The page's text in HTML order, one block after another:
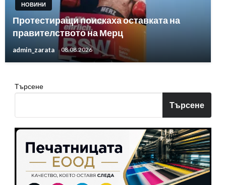
НОВИНИ
Протестиращи поискаха оставката на
правителството на Мерц
admin_zarata 08.08.2026
Търсене
Търсене